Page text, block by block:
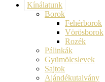
Kínálatunk
Borok
Fehérborok
Vörösborok
Rozék
Pálinkák
Gyümölcslevek
Sajtok
Ajándékutalvány